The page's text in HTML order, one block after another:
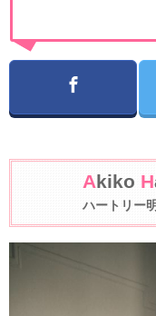
Akiko H
ハートリー